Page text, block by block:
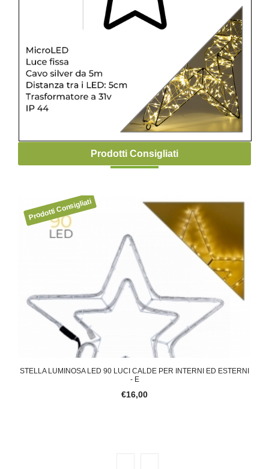
Prodotti Consigliati
STELLA LUMINOSA LED 90 LUCI CALDE PER INTERNI ED ESTERNI
- E
€16,00